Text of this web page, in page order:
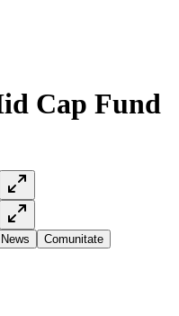
Cap Fund
Comunitate